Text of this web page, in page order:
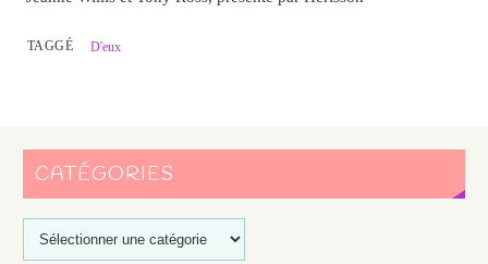
TAGGÉ D'eux
CATÉGORIES